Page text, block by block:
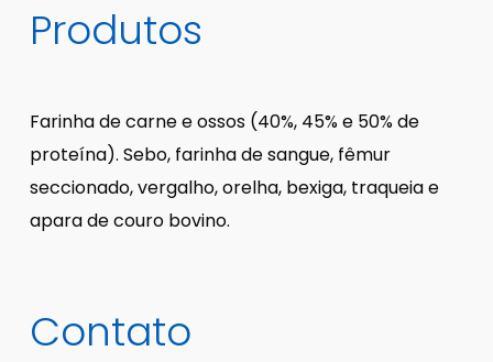
Produtos
Farinha de carne e ossos (40%, 45% e 50% de
proteína). Sebo, farinha de sangue, fêmur
seccionado, vergalho, orelha, bexiga, traqueia e
apara de couro bovino.
Contato